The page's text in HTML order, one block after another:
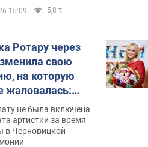
15:09 5,8 т.
Ротару через
свою
на которую
жаловалась:
получала
не была включена
артистки за время
в Черновицкой